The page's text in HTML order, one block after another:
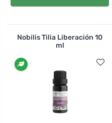
Nobilis Tilia Liberación 10
ml